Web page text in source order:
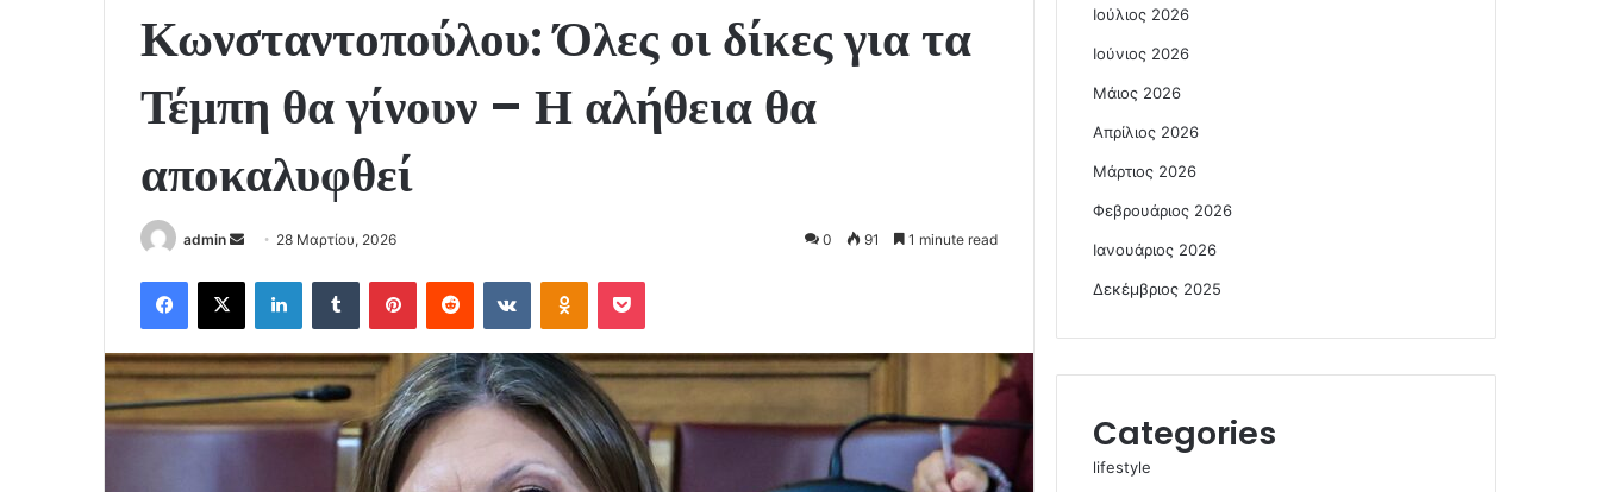
Κωνσταντοπούλου: Όλες οι δίκες για τα
Τέμπη θα γίνουν – Η αλήθεια θα
αποκαλυφθεί
admin
Send
email
28 Μαρτίου, 2026 0 91 1 minute read
Facebook
X LinkedInTumblr PinterestReddit VKontakteOdnoklassniki
Pocket
Ιούλιος 2026
Ιούνιος 2026
Μάιος 2026
Απρίλιος 2026
Μάρτιος 2026
Φεβρουάριος 2026
Ιανουάριος 2026
Δεκέμβριος 2025
Categories
lifestyle